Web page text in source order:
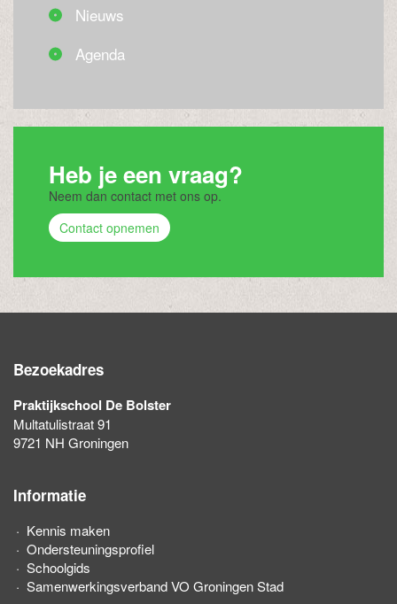
Nieuws
Agenda
Heb je een vraag?
Neem dan contact met ons op.
Contact opnemen
Bezoekadres
Praktijkschool De Bolster
Multatulistraat 91
9721 NH Groningen
Informatie
Kennis maken
Ondersteuningsprofiel
Schoolgids
Samenwerkingsverband VO Groningen Stad